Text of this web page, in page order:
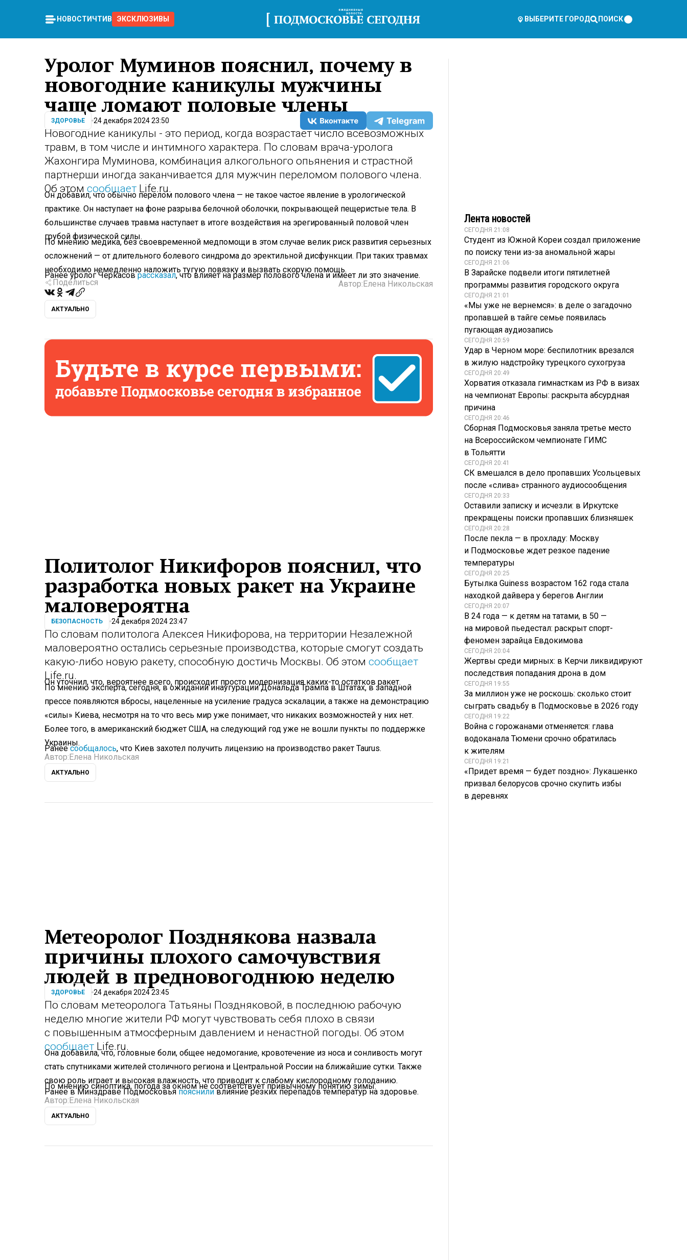
НОВОСТИ ЧТИВО ЭКСКЛЮЗИВЫ ВЫБЕРИТЕ ГОРОД ПОИСК
Уролог Муминов пояснил, почему в
новогодние каникулы мужчины
чаще ломают половые члены
ЗДОРОВЬЕ 24 декабря 2024 23:50
Новогодние каникулы - это период, когда возрастает число всевозможных
травм, в том числе и интимного характера. По словам врача-уролога
Жахонгира Муминова, комбинация алкогольного опьянения и страстной
партнерши иногда заканчивается для мужчин переломом полового члена.
Об этом сообщает Life.ru.
Он добавил, что обычно перелом полового члена — не такое частое явление в урологической
практике. Он наступает на фоне разрыва белочной оболочки, покрывающей пещеристые тела. В
большинстве случаев травма наступает в итоге воздействия на эрегированный половой член
грубой физической силы.
По мнению медика, без своевременной медпомощи в этом случае велик риск развития серьезных
осложнений — от длительного болевого синдрома до эректильной дисфункции. При таких травмах
необходимо немедленно наложить тугую повязку и вызвать скорую помощь.
Ранее уролог Черкасоврассказал, что влияет на размер полового члена и имеет ли это значение.
Поделиться Автор:Елена Никольская
АКТУАЛЬНО
Политолог Никифоров пояснил, что
разработка новых ракет на Украине
маловероятна
БЕЗОПАСНОСТЬ 24 декабря 2024 23:47
По словам политолога Алексея Никифорова, на территории Незалежной
маловероятно остались серьезные производства, которые смогут создать
какую-либо новую ракету, способную достичь Москвы. Об этом сообщает
Life.ru.
Он уточнил, что, вероятнее всего, происходит просто модернизация каких-то остатков ракет.
По мнению эксперта, сегодня, в ожидании инаугурации Дональда Трампа в Штатах, в западной
прессе появляются вбросы, нацеленные на усиление градуса эскалации, а также на демонстрацию
«силы» Киева, несмотря на то что весь мир уже понимает, что никаких возможностей у них нет.
Более того, в американский бюджет США, на следующий год уже не вошли пункты по поддержке
Украины.
Ранеесообщалось, что Киев захотел получить лицензию на производство ракет Taurus.
Автор: Елена Никольская
АКТУАЛЬНО
Метеоролог Позднякова назвала
причины плохого самочувствия
людей в предновогоднюю неделю
ЗДОРОВЬЕ 24 декабря 2024 23:45
По словам метеоролога Татьяны Поздняковой, в последнюю рабочую
неделю многие жители РФ могут чувствовать себя плохо в связи
с повышенным атмосферным давлением и ненастной погоды. Об этом
сообщает Life.ru.
Она добавила, что, головные боли, общее недомогание, кровотечение из носа и сонливость могут
стать спутниками жителей столичного региона и Центральной России на ближайшие сутки. Также
свою роль играет и высокая влажность, что приводит к слабому кислородному голоданию.
По мнению синоптика, погода за окном не соответствует привычному понятию зимы.
Ранее в Минздраве Подмосковьяпоясниливлияние резких перепадов температур на здоровье.
Автор: Елена Никольская
АКТУАЛЬНО
Лента новостей
СЕГОДНЯ 21:08
Студент из Южной Кореи создал приложение
по поиску тени из-за аномальной жары
СЕГОДНЯ 21:06
В Зарайске подвели итоги пятилетней
программы развития городского округа
СЕГОДНЯ 21:01
«Мы уже не вернемся»: в деле о загадочно
пропавшей в тайге семье появилась
пугающая аудиозапись
СЕГОДНЯ 20:59
Удар в Черном море: беспилотник врезался
в жилую надстройку турецкого сухогруза
СЕГОДНЯ 20:49
Хорватия отказала гимнасткам из РФ в визах
на чемпионат Европы: раскрыта абсурдная
причина
СЕГОДНЯ 20:46
Сборная Подмосковья заняла третье место
на Всероссийском чемпионате ГИМС
в Тольятти
СЕГОДНЯ 20:41
СК вмешался в дело пропавших Усольцевых
после «слива» странного аудиосообщения
СЕГОДНЯ 20:33
Оставили записку и исчезли: в Иркутске
прекращены поиски пропавших близняшек
СЕГОДНЯ 20:28
После пекла — в прохладу: Москву
и Подмосковье ждет резкое падение
температуры
СЕГОДНЯ 20:25
Бутылка Guiness возрастом 162 года стала
находкой дайвера у берегов Англии
СЕГОДНЯ 20:07
В 24 года — к детям на татами, в 50 —
на мировой пьедестал: раскрыт спорт-
феномен зарайца Евдокимова
СЕГОДНЯ 20:04
Жертвы среди мирных: в Керчи ликвидируют
последствия попадания дрона в дом
СЕГОДНЯ 19:55
За миллион уже не роскошь: сколько стоит
сыграть свадьбу в Подмосковье в 2026 году
СЕГОДНЯ 19:22
Война с горожанами отменяется: глава
водоканала Тюмени срочно обратилась
к жителям
СЕГОДНЯ 19:21
«Придет время — будет поздно»: Лукашенко
призвал белорусов срочно скупить избы
в деревнях